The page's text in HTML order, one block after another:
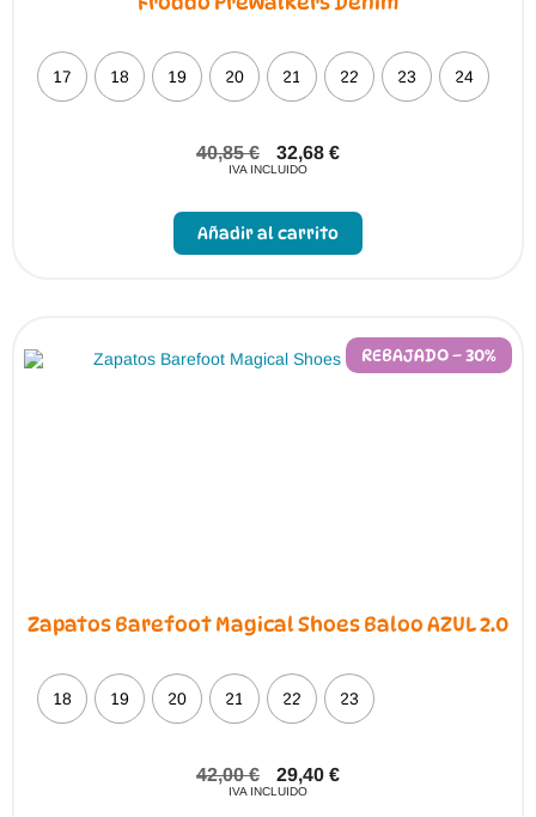
17 18 19 20 21 22 23 24
40,85€ 32,68 €
IVA INCLUIDO
Añadir al carrito
se
pueden
elegir
REBAJADO – 30%
Zapatos Barefoot Magical Shoes Baloo AZUL 2.0
18 19 20 21 22 23
42,00€ 29,40 €
IVA INCLUIDO